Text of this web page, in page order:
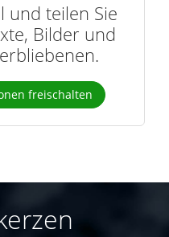
und teilen Sie
Bilder und
freischalten